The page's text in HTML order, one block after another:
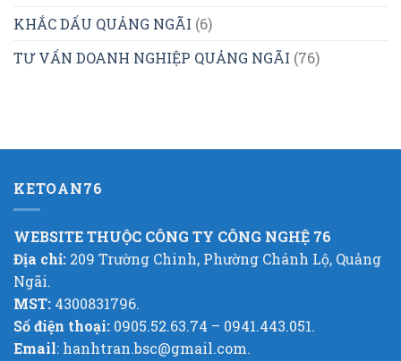
KHẮC DẤU QUẢNG NGÃI (6)
TƯ VẤN DOANH NGHIỆP QUẢNG NGÃI (76)
KETOAN76
WEBSITE THUỘC CÔNG TY CÔNG NGHỆ 76
Địa chỉ: 209 Trường Chinh, Phường Chánh Lộ, Quảng
Ngãi.
MST: 4300831796.
Số điện thoại: 0905.52.63.74 – 0941.443.051.
Email: hanhtran.bsc@gmail.com.